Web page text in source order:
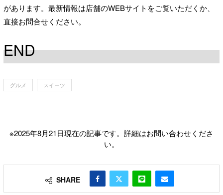
があります。最新情報は店舗のWEBサイトをご覧いただくか、
直接お問合せください。
END
グルメ スイーツ
※2025年8月21日現在の記事です。詳細はお問い合わせくださ
い。
SHARE